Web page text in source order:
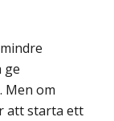
ge
Men om
att starta ett